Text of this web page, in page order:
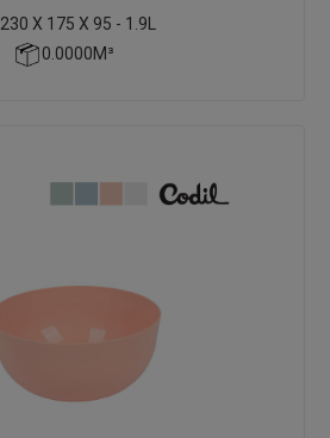
230 X 175 X 95 - 1.9L
0.0000M³